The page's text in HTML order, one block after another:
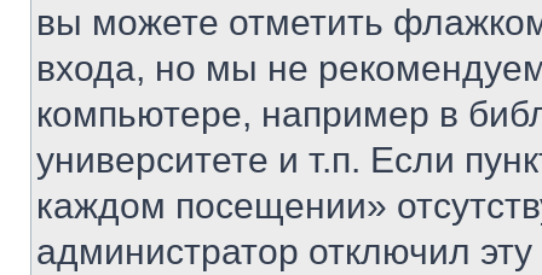
вы можете отметить
входа, но мы не
компьютере, например в
университете и т.п. Если
каждом посещении»
администратор отключил